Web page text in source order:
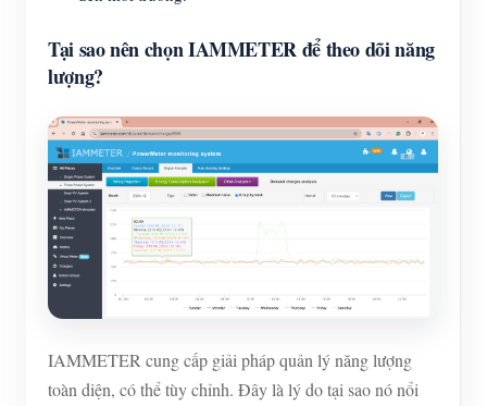
Tại sao nên chọn IAMMETER để theo dõi năng
lượng?
IAMMETER cung cấp giải pháp quản lý năng lượng
toàn diện, có thể tùy chỉnh. Đây là lý do tại sao nó nổi